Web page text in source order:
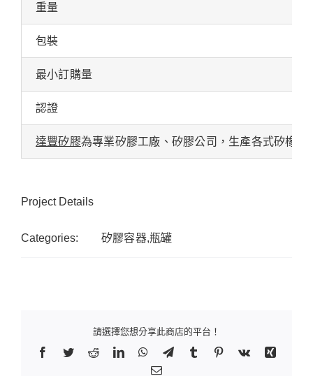
重量
包裝
最小訂購量
認證
達豐矽膠為專業矽膠工廠、矽膠公司，生產各式矽橡
Project Details
Categories: 矽膠容器,瓶罐
請選擇您想分享此商店的平台！
Facebook
TwitterRedditLinkedInWhatsApp
TelegramTumblr Pinterest
Vk
Xing
Email: